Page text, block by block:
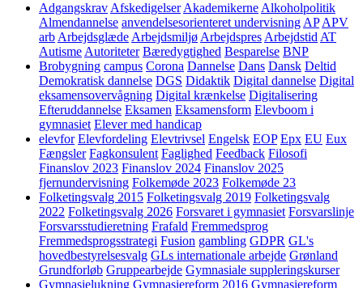
Adgangskrav Afskedigelser Akademikerne Alkoholpolitik
Almendannelse anvendelsesorienteret undervisning AP APV
arb Arbejdsglæde Arbejdsmiljø Arbejdspres Arbejdstid AT
Autisme Autoriteter Bæredygtighed Besparelse BNP
Brobygning campus Corona Dannelse Dans Dansk Deltid
Demokratisk dannelse DGS Didaktik Digital dannelse Digital
eksamensovervågning Digital krænkelse Digitalisering
Efteruddannelse Eksamen Eksamensform Elevboom i
gymnasiet Elever med handicap
elevfor Elevfordeling Elevtrivsel Engelsk EOP Epx EU Eux
Fængsler Fagkonsulent Faglighed Feedback Filosofi
Finanslov 2023 Finanslov 2024 Finanslov 2025
fjernundervisning Folkemøde 2023 Folkemøde 23
Folketingsvalg 2015 Folketingsvalg 2019 Folketingsvalg
2022 Folketingsvalg 2026 Forsvaret i gymnasiet Forsvarslinje
Forsvarsstudieretning Frafald Fremmedsprog
Fremmedsprogsstrategi Fusion gambling GDPR GL's
hovedbestyrelsesvalg GLs internationale arbejde Grønland
Grundforløb Gruppearbejde Gymnasiale suppleringskurser
Gymnasielukning Gymnasiereform 2016 Gymnasiereform